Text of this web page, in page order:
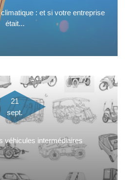
: et si votre entreprise
était...
21
sept.
véhicules intermédiaires